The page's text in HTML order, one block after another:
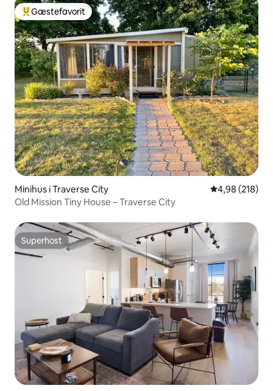
Bedste gæstefavorit
Gæstefavorit
Minihus i Traverse City 4,98 ud af 5 i
4,98 (218)
Old Mission Tiny House – Traverse City
Superhost
Superhost